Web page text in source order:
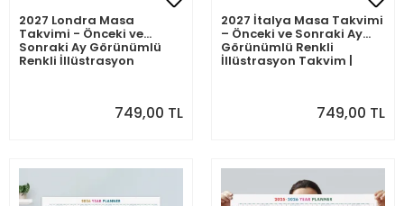
2027 Londra Masa
Takvimi - Önceki ve
Sonraki Ay Görünümlü
Renkli İllüstrasyon
749,00 TL
2027 İtalya Masa Takvimi
– Önceki ve Sonraki Ay
Görünümlü Renkli
İllüstrasyon Takvim |
749,00 TL